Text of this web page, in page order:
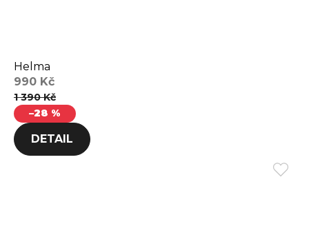
Helma
990 Kč
1 390 Kč
–28 %
DETAIL